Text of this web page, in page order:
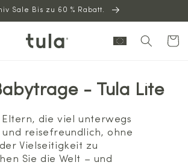
Sale Bis zu 60 % Rabatt.
- Tula Lite
die viel unterwegs
reisefreundlich, ohne
Vielseitigkeit zu
Sie die Welt – und